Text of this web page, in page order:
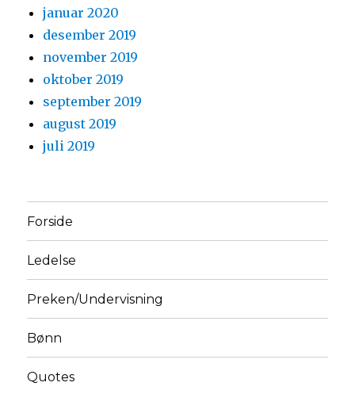
januar 2020
desember 2019
november 2019
oktober 2019
september 2019
august 2019
juli 2019
Forside
Ledelse
Preken/Undervisning
Bønn
Quotes